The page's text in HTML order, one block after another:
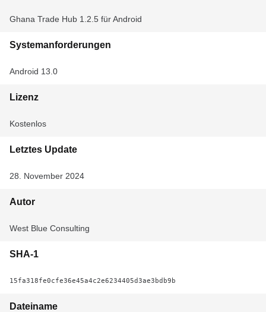
Ghana Trade Hub 1.2.5 für Android
Systemanforderungen
Android 13.0
Lizenz
Kostenlos
Letztes Update
28. November 2024
Autor
West Blue Consulting
SHA-1
15fa318fe0cfe36e45a4c2e6234405d3ae3bdb9b
Dateiname